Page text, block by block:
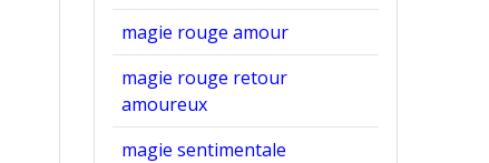
magie rouge amour
magie rouge retour
amoureux
magie sentimentale